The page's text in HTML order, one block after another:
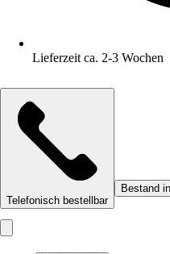
Lieferzeit ca. 2-3 Wochen
Telefonisch bestellbar
Bestand